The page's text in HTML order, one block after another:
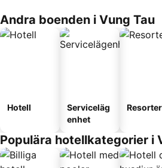
Andra boenden i Vung Tau
Hotell
Serviceläg
enhet
Resorter
Populära hotellkategorier i